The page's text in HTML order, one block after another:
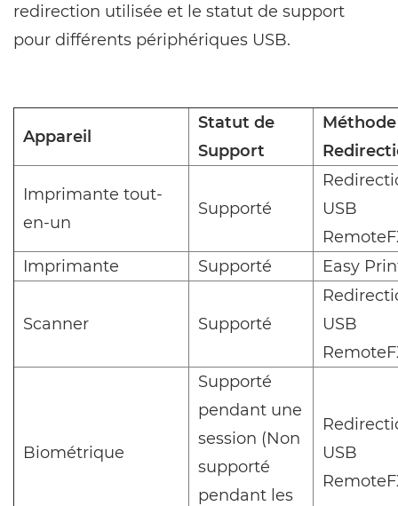
redirection utilisée et le statut de support
pour différents périphériques USB.
Appareil
Statut de
Support
Imprimante tout-
en-un
Supporté
USB
Imprimante
Supporté Easy
Scanner Supporté
USB
Biométrique
Supporté
pendant une
session (Non
supporté
pendant les
USB